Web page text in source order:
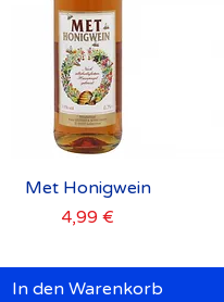
Schnellansicht
Met Honigwein
Preis
4,99 €
In den Warenkorb